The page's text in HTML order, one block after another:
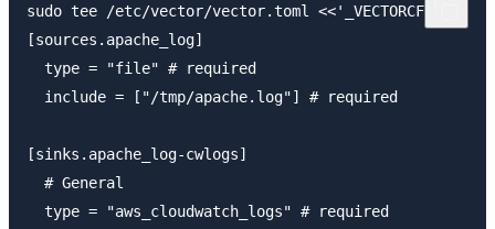
sudo tee /etc/vector/vector.toml <<'_VECTORCFG_'
[sources.apache_log]
  type = "file" # required
  include = ["/tmp/apache.log"] # required
[sinks.apache_log-cwlogs]
  # General
  type = "aws_cloudwatch_logs" # required